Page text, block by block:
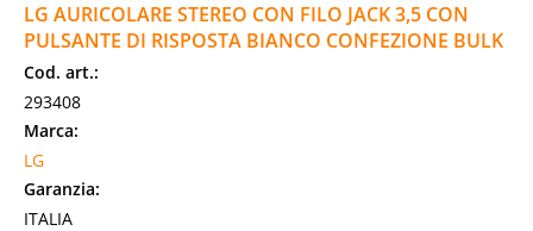
LG AURICOLARE STEREO CON FILO JACK 3,5 CON
PULSANTE DI RISPOSTA BIANCO CONFEZIONE BULK
Cod. art.:
293408
Marca:
LG
Garanzia:
ITALIA